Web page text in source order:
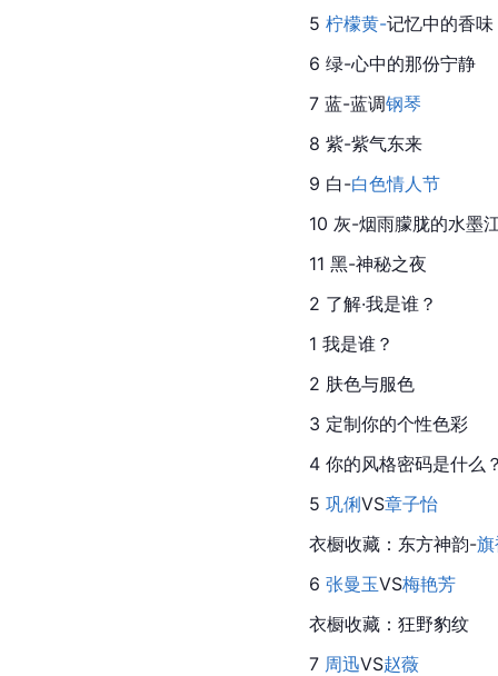
5 柠檬黄-记忆中的香味
6 绿-心中的那份宁静
7 蓝-蓝调钢琴
8 紫-紫气东来
9 白-白色情人节
10 灰-烟雨朦胧的水墨
11 黑-神秘之夜
2 了解·我是谁？
1 我是谁？
2 肤色与服色
3 定制你的个性色彩
4 你的风格密码是什么
5 巩俐VS章子怡
衣橱收藏：东方神韵-
6 张曼玉VS梅艳芳
衣橱收藏：狂野豹纹
7 周迅VS赵薇